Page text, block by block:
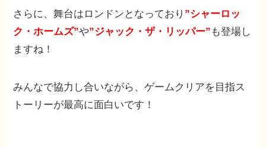
さらに、舞台はロンドンとなっており ”シャーロッ
ク・ホームズ”や”ジャック・ザ・リッパー” も登場し
ますね！
みんなで協力し合いながら、ゲームクリアを目指ス
トーリーが最高に面白いです！